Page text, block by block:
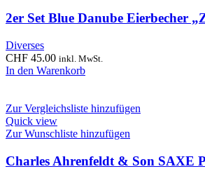
2er Set Blue Danube Eierbecher
Diverses
CHF 45.00 inkl. MwSt.
In den Warenkorb
Zur Vergleichsliste hinzufügen
Quick view
Zur Wunschliste hinzufügen
Charles Ahrenfeldt & Son SAXE